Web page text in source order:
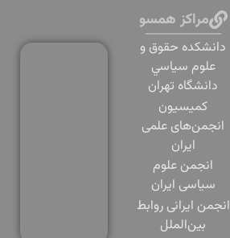
مراکز همسو
دانشكده حقوق و
علوم سياسي
دانشگاه تهران
کمیسیون
انجمن‌های علمی
ایران
انجمن علوم
سیاسی ایران
انجمن ایرانی روابط
بین‌الملل